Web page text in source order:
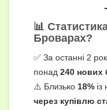
📊
Броварах?
✅ За останні 2
понад 240 нових
⚠️ Близько 18%
через купівлю